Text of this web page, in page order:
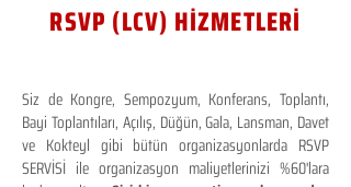
RSVP (LCV) HİZMETLERİ
Siz de Kongre, Sempozyum, Konferans, Toplantı,
Bayi Toplantıları, Açılış, Düğün, Gala, Lansman, Davet
ve Kokteyl gibi bütün organizasyonlarda RSVP
SERVİSİ ile organizasyon maliyetlerinizi %60'lara